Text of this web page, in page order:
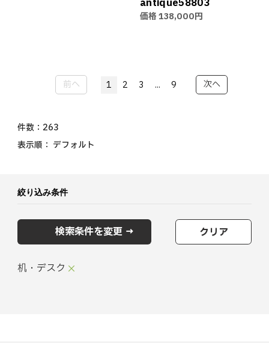
antique58803
価格138,000円
件数： 263
表示順： デフォルト
前へ 1 2 3 ... 9 次へ
絞り込み条件
検索条件を変更 → クリア
机・デスク